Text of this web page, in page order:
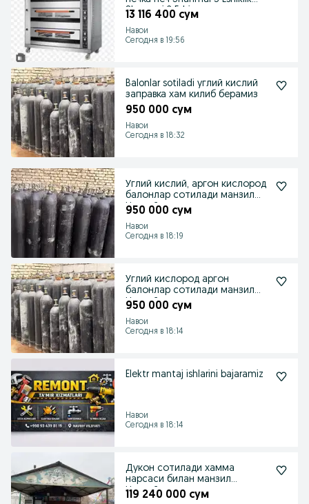
Shunmai 2 Eshi
13 116 400 сум
Навои
Сегодня в 19:56
Balonlar sotiladi углий кислий
заправка хам килиб берамиз
950 000 сум
Навои
Сегодня в 18:32
Углий кислий, аргон кислород
балонлар сотилади манзил
Навоий шахрида
950 000 сум
Навои
Сегодня в 18:19
Углий кислород аргон
балонлар сотилади манзил
Навоий
950 000 сум
Навои
Сегодня в 18:14
Elektr mantaj ishlarini bajaramiz
Навои
Сегодня в 18:14
Дукон сотилади хамма
нарсаси билан манзил
Навоийда
119 240 000 сум